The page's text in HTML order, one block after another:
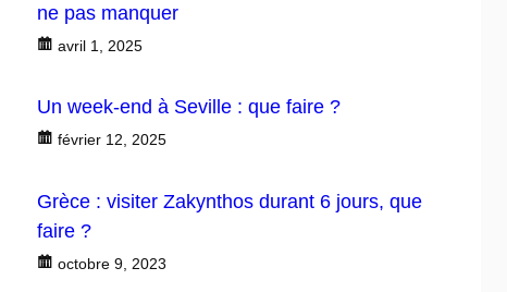
ne pas manquer
avril 1, 2025
Un week-end à Seville : que faire ?
février 12, 2025
Grèce : visiter Zakynthos durant 6 jours, que
faire ?
octobre 9, 2023